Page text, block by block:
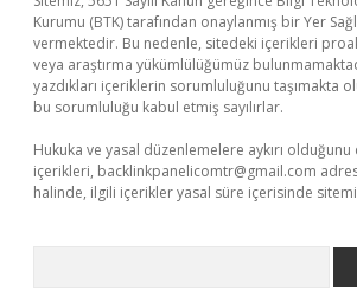
Kurumu (BTK) tarafından onaylanmış bir Yer
vermektedir. Bu nedenle, sitedeki içerikleri
veya araştırma yükümlülüğümüz
yazdıkları içeriklerin sorumluluğunu taşımakta
bu sorumluluğu kabul etmiş sayılırlar.
Hukuka ve yasal düzenlemelere aykırı
içerikleri, backlinkpanelicomtr@gmail.com
halinde, ilgili içerikler yasal süre içerisinde